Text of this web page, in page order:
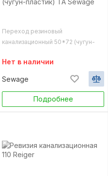
Переход резиновый
канализационный 50*72 (чугун-
Нет в наличии
Sewage
Подробнее